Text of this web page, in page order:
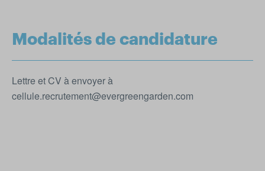
Modalités de candidature
Lettre et CV à envoyer à
cellule.recrutement@evergreengarden.com